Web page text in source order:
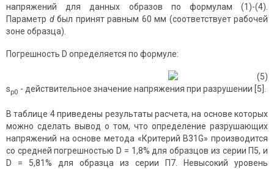
напряжений для данных образов по формулам (1)-(4).
Параметр dбыл принят равным 60 мм (соответствует рабочей
зоне образца).
Погрешность D определяется по формуле:
(5)
sр0 - действительное значение напряжения при разрушении [5].
В таблице 4 приведены результаты расчета, на основе которых
можно сделать вывод о том, что определение разрушающих
напряжений на основе метода «Критерий B31G» производится
со средней погрешностью D = 1,8% для образцов из серии П5, и
D = 5,81% для образца из серии П7. Невысокий уровень